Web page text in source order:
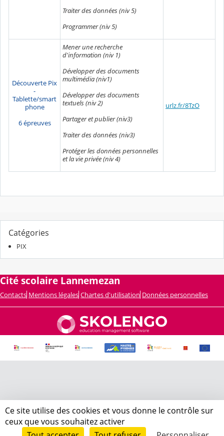
Traiter des données (niv 5)
Programmer (niv 5)
Découverte Pix
-
Tablette/smart
phone
6 épreuves
Mener une recherche
d'information (niv 1)
Développer des documents
multimédia (niv1)
Développer des documents
textuels (niv 2)
Partager et publier (niv3)
Traiter des données (niv3)
Protéger les données personnelles
et la vie privée (niv 4)
urlz.fr/8TzO
Catégories
PIX
Cité scolaire Lannemezan
Contacts Mentions légales Chartes d'utilisation Données personnelles
Ce site utilise des cookies et vous donne le contrôle sur
ceux que vous souhaitez activer